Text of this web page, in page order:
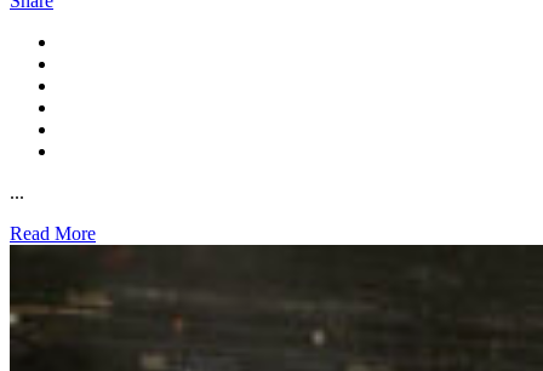
...
Read More